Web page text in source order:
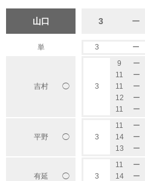
山口 3 ー
単 3 ー
吉村 ◯ 3
9 ー
11
ー
11
ー
12
ー
11
ー
平野 ◯ 3
11 ー
14
ー
13
ー
有延 ◯ 3
11 ー
14
ー